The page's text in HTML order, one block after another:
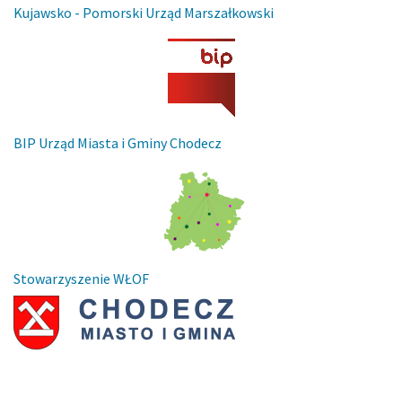
Kujawsko - Pomorski Urząd Marszałkowski
BIP Urząd Miasta i Gminy Chodecz
Stowarzyszenie WŁOF